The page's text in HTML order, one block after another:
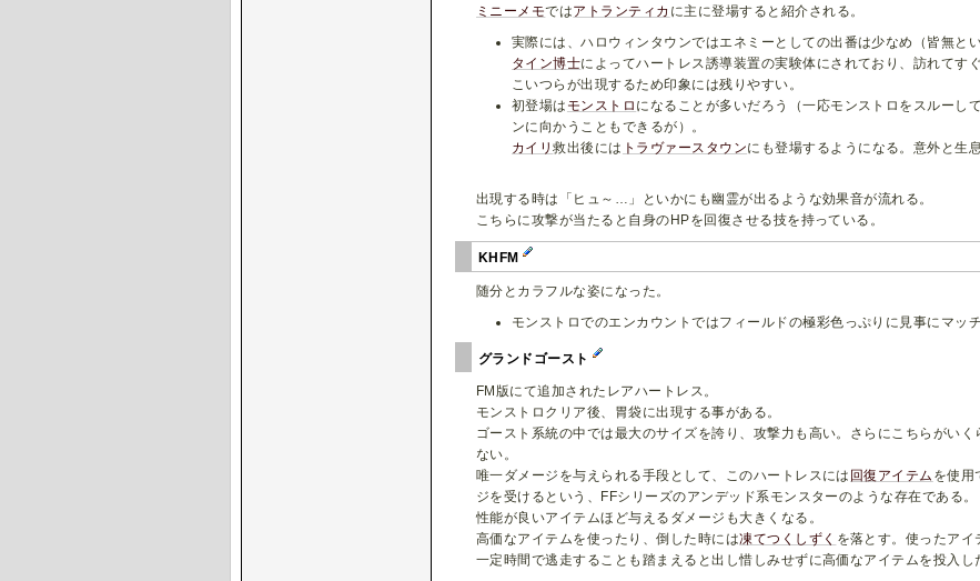
ミニーメモではアトランティカ に主に登場すると紹介される。
実際には、ハロウィンタウンではエネミーとしての出番は少なめ（皆無と
タイン博士によってハートレス誘導装置の実験体にされており、訪れてす
こいつらが出現するため印象には残りやすい。
初登場は モンストロ になることが多いだろう（一応モンストロをスルーし
ンに向かうこともできるが）。
カイリ救出後には トラヴァースタウンにも登場するようになる。意外と生
出現する時は「ヒュ～…」といかにも幽霊が出るような効果音が流れる。
こちらに攻撃が当たると自身のHPを回復させる技を持っている。
KHFM
随分とカラフルな姿になった。
モンストロでのエンカウントではフィールドの極彩色っぷりに見事にマッチ
グランドゴースト
FM版にて追加されたレアハートレス。
モンストロクリア後、胃袋に出現する事がある。
ゴースト系統の中では最大のサイズを誇り、攻撃力も高い。さらにこちらがい
ない。
唯一ダメージを与えられる手段として、このハートレスには 回復アイテム を使用
ジを受けるという、FFシリーズのアンデッド系モンスターのような存在である。
性能が良いアイテムほど与えるダメージも大きくなる。
高価なアイテムを使ったり、倒した時には凍てつくしずく を落とす。使ったアイ
一定時間で逃走することも踏まえると出し惜しみせずに高価なアイテムを投入し